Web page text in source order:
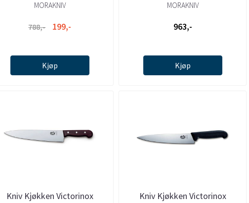
MORAKNIV
788,- 199,-
Kjøp
MORAKNIV
963,-
Kjøp
Kniv Kjøkken Victorinox
Kniv Kjøkken Victorinox